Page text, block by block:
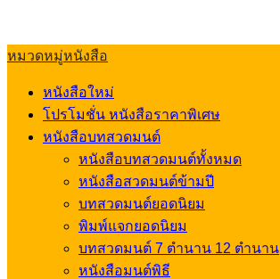
หมวดหมู่หนังสือ
หนังสือใหม่
โปรโมชั่น หนังสือราคาพิเศษ
หนังสือบทสวดมนต์
หนังสือบทสวดมนต์ทั้งหมด
หนังสือสวดมนต์ข้ามปี
บทสวดมนต์ยอดนิยม
พิมพ์แจกยอดนิยม
บทสวดมนต์ 7 ตำนาน 12 ตำนาน
หนังสือมนต์พิธี